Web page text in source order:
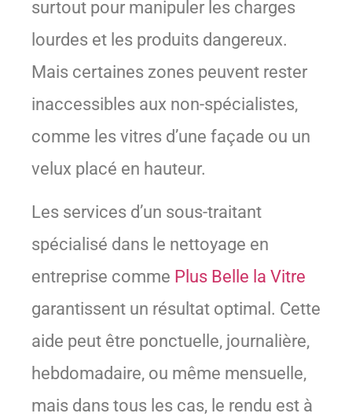
surtout pour manipuler les charges
lourdes et les produits dangereux.
Mais certaines zones peuvent rester
inaccessibles aux non-spécialistes,
comme les vitres d’une façade ou un
velux placé en hauteur.
Les services d’un sous-traitant
spécialisé dans le nettoyage en
entreprise comme Plus Belle la Vitre
garantissent un résultat optimal. Cette
aide peut être ponctuelle, journalière,
hebdomadaire, ou même mensuelle,
mais dans tous les cas, le rendu est à